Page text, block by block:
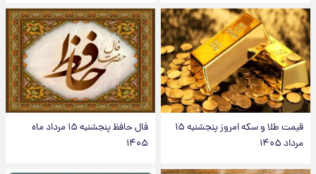
قیمت طلا و سکه امروز پنجشنبه ۱۵
مرداد ۱۴۰۵
فال حافظ پنجشنبه ۱۵ مرداد ماه
۱۴۰۵